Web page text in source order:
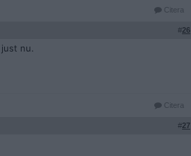
Citera
#26
nu.
Citera
#27